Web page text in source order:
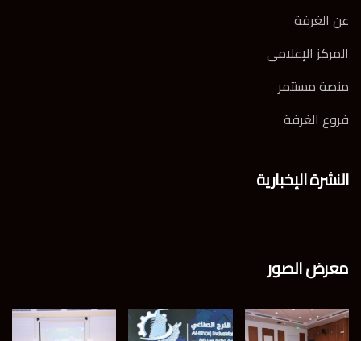
عن الغرفة
المركز الإعلامى
منصة مستثمر
فروع الغرفة
النشرة الإخبارية
معرض الصور